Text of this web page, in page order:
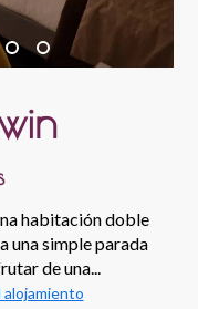
habitación doble
una simple parada
de una...
alojamiento